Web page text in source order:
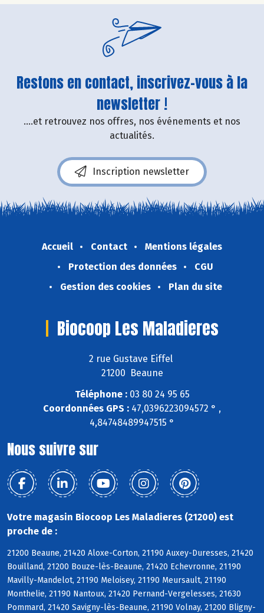
Restons en contact, inscrivez-vous à la
newsletter !
....et retrouvez nos offres, nos événements et nos
actualités.
Inscription newsletter
Accueil Contact
Mentions légales
Protection des données
CGU
Gestion des cookies
Plan du site
Biocoop Les Maladieres
2 rue Gustave Eiffel
21200 Beaune
Téléphone :03 80 24 95 65
Coordonnées GPS : 47,0396223094572 ° ,
4,84748489947515 °
Nous suivre sur
Votre magasin Biocoop Les Maladieres (21200) est
proche de :
21200 Beaune, 21420 Aloxe-Corton, 21190 Auxey-Duresses, 21420
Bouilland, 21200 Bouze-lès-Beaune, 21420 Echevronne, 21190
Mavilly-Mandelot, 21190 Meloisey, 21190 Meursault, 21190
Monthelie, 21190 Nantoux, 21420 Pernand-Vergelesses, 21630
Pommard, 21420 Savigny-lès-Beaune, 21190 Volnay, 21200 Bligny-